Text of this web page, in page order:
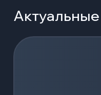
Актуальные
Загрузка событий...